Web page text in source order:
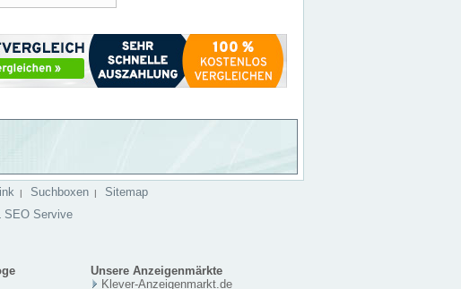
| Suchboxen| Sitemap
SEO Servive
Unsere Anzeigenmärkte
Klever-Anzeigenmarkt.de